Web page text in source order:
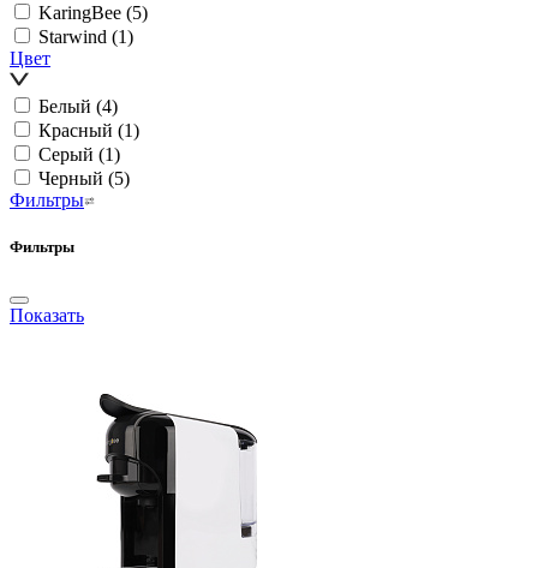
KaringBee (5)
Starwind (1)
Цвет
Белый (4)
Красный (1)
Серый (1)
Черный (5)
Фильтры
Фильтры
Показать